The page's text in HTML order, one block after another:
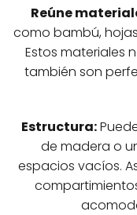
Reúne
como bambú,
Estos materiales
también son
Estructura:
de madera o
espacios vacíos.